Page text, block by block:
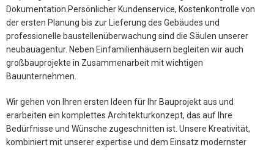
Dokumentation.Persönlicher Kundenservice, Kostenkontrolle von
der ersten Planung bis zur Lieferung des Gebäudes und
professionelle baustellenüberwachung sind die Säulen unserer
neubauagentur. Neben Einfamilienhäusern begleiten wir auch
großbauprojekte in Zusammenarbeit mit wichtigen
Bauunternehmen.
Wir gehen von Ihren ersten Ideen für Ihr Bauprojekt aus und
erarbeiten ein komplettes Architekturkonzept, das auf Ihre
Bedürfnisse und Wünsche zugeschnitten ist. Unsere Kreativität,
kombiniert mit unserer expertise und dem Einsatz modernster